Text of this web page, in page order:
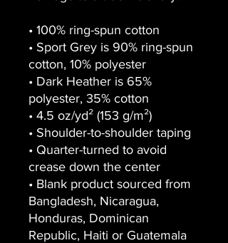
• 100% ring-spun cotton
• Sport Grey is 90% ring-spun
cotton, 10% polyester
• Dark Heather is 65%
polyester, 35% cotton
• 4.5 oz/yd² (153 g/m²)
• Shoulder-to-shoulder taping
• Quarter-turned to avoid
crease down the center
• Blank product sourced from
Bangladesh, Nicaragua,
Honduras, Dominican
Republic, Haiti or Guatemala